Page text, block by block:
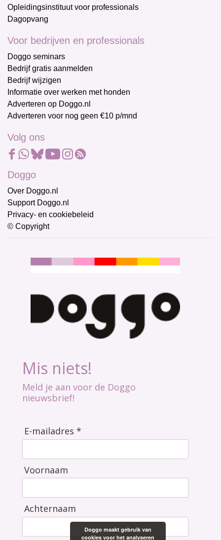
Opleidingsinstituut voor professionals
Dagopvang
Voor bedrijven en professionals
Doggo seminars
Bedrijf gratis aanmelden
Bedrijf wijzigen
Informatie over werken met honden
Adverteren op Doggo.nl
Adverteren voor nog geen €10 p/mnd
Volg ons
Doggo
Over Doggo.nl
Support Doggo.nl
Privacy- en cookiebeleid
© Copyright
Mis niets!
Meld je aan voor de Doggo
nieuwsbrief!
E-mailadres *
Voornaam
Achternaam
Doggo maakt gebruik van
cookies voor het analyseren